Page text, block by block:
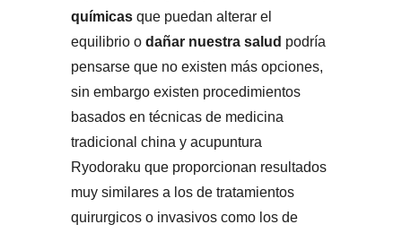
químicas que puedan alterar el
equilibrio o dañar nuestra salud podría
pensarse que no existen más opciones,
sin embargo existen procedimientos
basados en técnicas de medicina
tradicional china y acupuntura
Ryodoraku que proporcionan resultados
muy similares a los de tratamientos
quirurgicos o invasivos como los de